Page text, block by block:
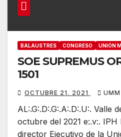
BALAUSTRES CONGRESO UNIÓN
SOE SUPREMUS
1501
OCTUBRE 21, 2021 UMM
AL:.G:.D:.G:.A:.D:.U:. Valle
octubre del 2021 e:.v:. IPH
director Ejecutivo de la